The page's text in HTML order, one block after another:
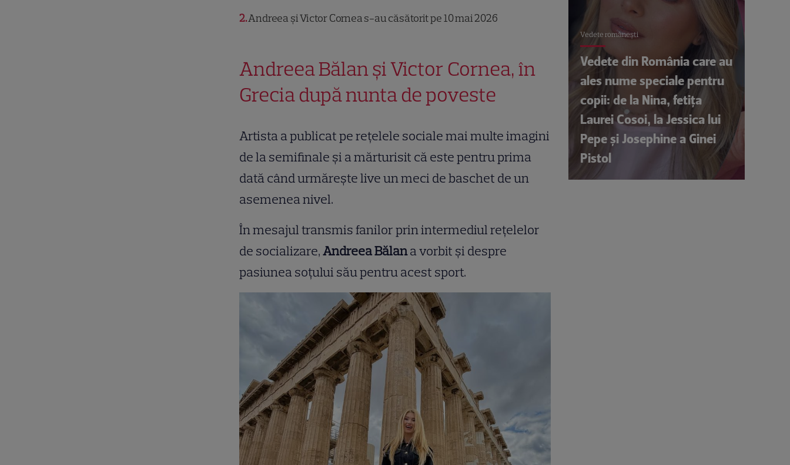
2Andreea și Victor Cornea s-au căsătorit pe 10 mai 2026
Andreea Bălan și Victor Cornea, în
Grecia după nunta de poveste
Artista a publicat pe rețelele sociale mai multe imagini
de la semifinale și a mărturisit că este pentru prima
dată când urmărește live un meci de baschet de un
asemenea nivel.
În mesajul transmis fanilor prin intermediul rețelelor
de socializare,Andreea Bălana vorbit și despre
pasiunea soțului său pentru acest sport.
Vedete româneşti
Vedete din România care au
ales nume speciale pentru
copii: de la Nina, fetița
Laurei Cosoi, la Jessica lui
Pepe și Josephine a Ginei
Pistol